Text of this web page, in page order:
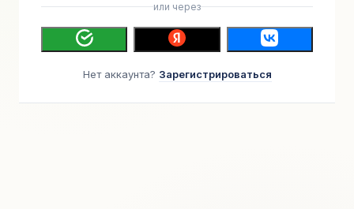
или через
Нет аккаунта? Зарегистрироваться